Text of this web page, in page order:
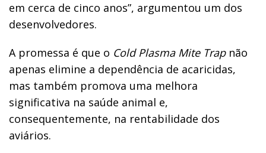
em cerca de cinco anos”, argumentou um dos
desenvolvedores.
A promessa é que o Cold Plasma Mite Trapnão
apenas elimine a dependência de acaricidas,
mas também promova uma melhora
significativa na saúde animal e,
consequentemente, na rentabilidade dos
aviários.